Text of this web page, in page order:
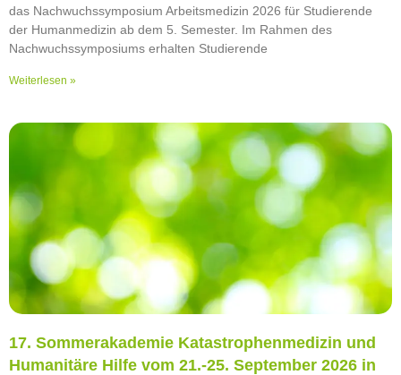
das Nachwuchssymposium Arbeitsmedizin 2026 für Studierende
der Humanmedizin ab dem 5. Semester. Im Rahmen des
Nachwuchssymposiums erhalten Studierende
Weiterlesen »
17. Sommerakademie Katastrophenmedizin und
Humanitäre Hilfe vom 21.-25. September 2026 in